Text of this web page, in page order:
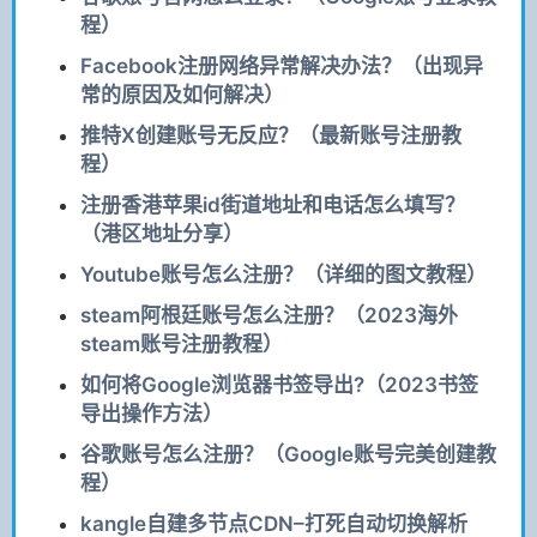
程）
Facebook注册网络异常解决办法？（出现异
常的原因及如何解决）
推特X创建账号无反应？（最新账号注册教
程）
注册香港苹果id街道地址和电话怎么填写？
（港区地址分享）
Youtube账号怎么注册？（详细的图文教程）
steam阿根廷账号怎么注册？（2023海外
steam账号注册教程）
如何将Google浏览器书签导出?（2023书签
导出操作方法）
谷歌账号怎么注册？（Google账号完美创建教
程）
kangle自建多节点CDN–打死自动切换解析